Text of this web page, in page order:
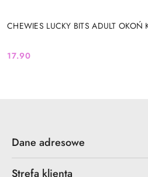
CHEWIES LUCKY BITS ADULT OKOŃ
Cena:
17.90
Dane adresowe
Strefa klienta